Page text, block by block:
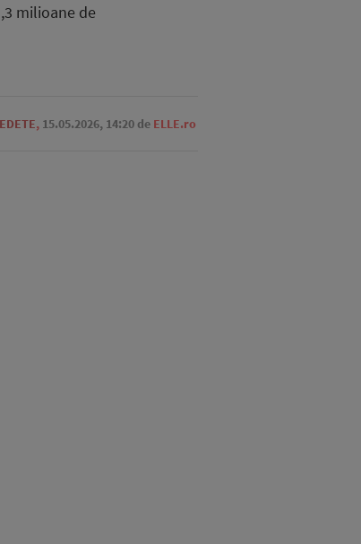
milioane de
, 15.05.2026, 14:20 de ELLE.ro